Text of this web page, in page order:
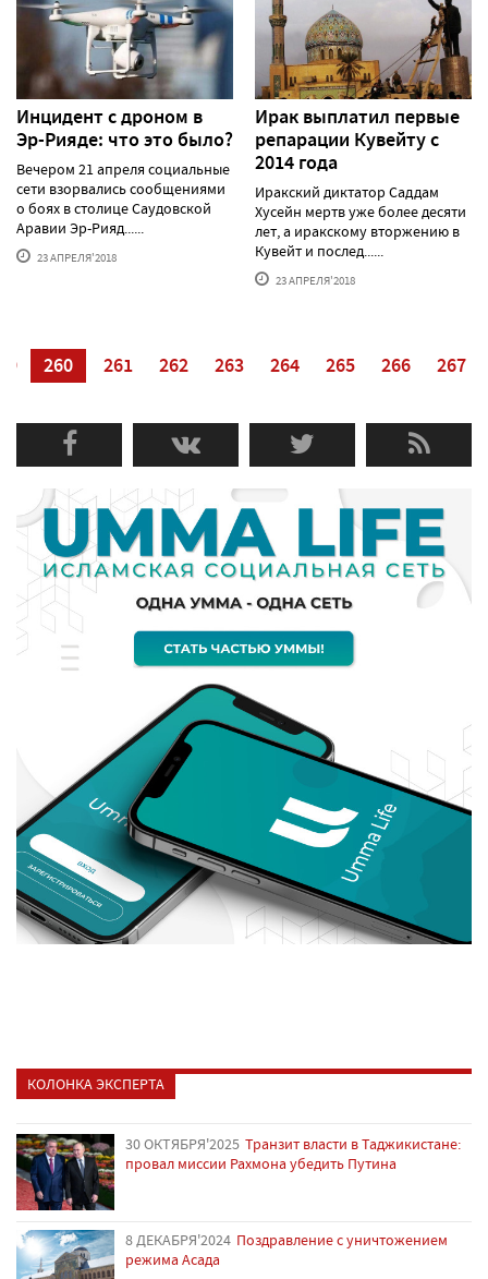
Инцидент с дроном в
Эр-Рияде: что это было?
Вечером 21 апреля социальные
сети взорвались сообщениями
о боях в столице Саудовской
Аравии Эр-Рияд......
23 АПРЕЛЯ'2018
Ирак выплатил первые
репарации Кувейту с
2014 года
Иракский диктатор Саддам
Хусейн мертв уже более десяти
лет, а иракскому вторжению в
Кувейт и послед......
23 АПРЕЛЯ'2018
260 261 262 263 264 265 266 267
КОЛОНКА ЭКСПЕРТА
30 ОКТЯБРЯ'2025 Транзит власти в Таджикистане:
провал миссии Рахмона убедить Путина
8 ДЕКАБРЯ'2024 Поздравление с уничтожением
режима Асада